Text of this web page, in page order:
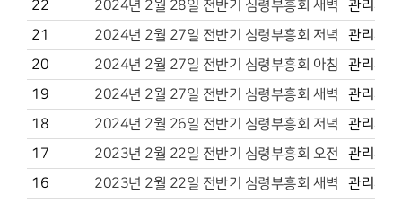
22
2024년 2월 28일 전반기 심령부흥회 새벽
관리자
21
2024년 2월 27일 전반기 심령부흥회 저녁
관리자
20
2024년 2월 27일 전반기 심령부흥회 아침
관리자
19
2024년 2월 27일 전반기 심령부흥회 새벽
관리자
18
2024년 2월 26일 전반기 심령부흥회 저녁
관리자
17
2023년 2월 22일 전반기 심령부흥회 오전
관리자
16
2023년 2월 22일 전반기 심령부흥회 새벽 관리자